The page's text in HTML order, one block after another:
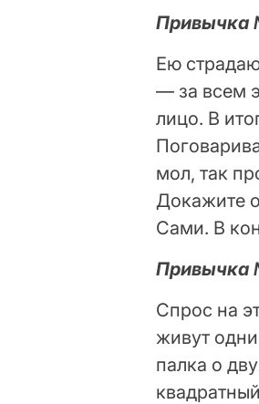
Привычка
Ею
— за всем
лицо. В
мол, так
Докажите
Сами. В
Привычка
Спрос на
живут
палка о